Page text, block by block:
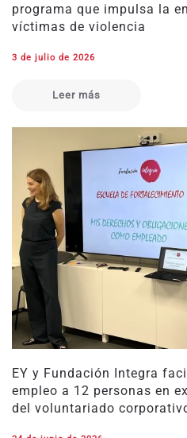
programa que impulsa la
víctimas de violencia
3 de julio de 2026
Leer más
EY y Fundación Integra
empleo a 12 personas en
del voluntariado